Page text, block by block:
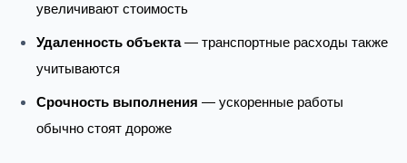
увеличивают стоимость
Удаленность объекта— транспортные расходы также
учитываются
Срочность выполнения — ускоренные работы
обычно стоят дороже